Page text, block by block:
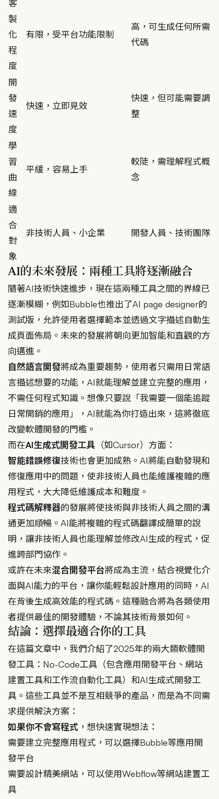
客
製
化
程
度
有限，受平台功能限制
高，可生成任何所需
代碼
開
發
速
度
快速，立即見效
快速，但可能需要調
整
學
習
曲
線
平緩，容易上手
較陡，需理解程式概
念
適
合
對
象
非技術人員、小企業 開發人員、技術團隊
AI的未來發展：兩種工具將逐漸融合
隨著AI技術快速進步，現在這兩種工具之間的界線已
逐漸模糊，例如Bubble也推出了AI page designer的
測試版，允許使用者選擇範本並透過文字描述自動生
成頁面佈局。未來的發展將朝向更加智能和直觀的方
向邁進。
自然語言開發將成為重要趨勢，使用者只需用日常語
言描述想要的功能，AI就能理解並建立完整的應用，
不需任何程式知識。想像只要說「我需要一個能追蹤
日常開銷的應用」，AI就能為你打造出來，這將徹底
改變軟體開發的門檻。
而在AI生成式開發工具 （如Cursor）方面：
智能錯誤修復技術也會更加成熟。AI將能自動發現和
修復應用中的問題，使非技術人員也能維護複雜的應
用程式，大大降低維護成本和難度。
程式碼解釋器的發展將使技術與非技術人員之間的溝
通更加順暢。AI能將複雜的程式碼翻譯成簡單的說
明，讓非技術人員也能理解並修改AI生成的程式，促
進跨部門協作。
或許在未來混合開發平台將成為主流，結合視覺化介
面與AI能力的平台，讓你能輕鬆設計應用的同時，AI
在背後生成高效能的程式碼。這種融合將為各類使用
者提供最佳的開發體驗，不論其技術背景如何。
結論：選擇最適合你的工具
在這篇文章中，我們介紹了2025年的兩大類軟體開
發工具：No-Code工具（包含應用開發平台、網站
建置工具和工作流自動化工具）和AI生成式開發工
具。這些工具並不是互相競爭的產品，而是為不同需
求提供解決方案：
如果你不會寫程式 ，想快速實現想法：
需要建立完整應用程式，可以選擇Bubble等應用開
發平台
需要設計精美網站，可以使用Webflow等網站建置工
具